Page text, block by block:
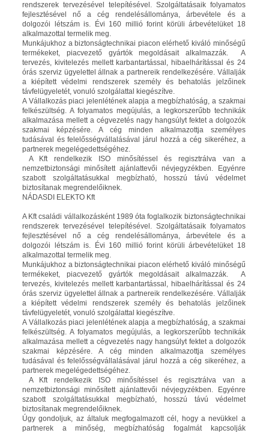
rendszerek tervezésével telepítésével. Szolgáltatásaik folyamatos
fejlesztésével nő a cég rendelésállománya, árbevétele és a
dolgozói létszám is. Évi 160 millió forint körüli árbevételüket 18
alkalmazottal termelik meg.
Munkájukhoz a biztonságtechnikai piacon elérhető kiváló minőségű
termékeket, piacvezető gyártók megoldásait alkalmazzák. A
tervezés, kivitelezés mellett karbantartással, hibaelhárítással és 24
órás szerviz ügyelettel állnak a partnereik rendelkezésére. Vállalják
a kiépített védelmi rendszerek személy és behatolás jelzőinek
távfelügyeletét, vonuló szolgálattal kiegészítve.
A Vállalkozás piaci jelenlétének alapja a megbízhatóság, a szakmai
felkészültség. A folyamatos megújulás, a legkorszerűbb technikák
alkalmazása mellett a cégvezetés nagy hangsúlyt fektet a dolgozók
szakmai képzésére. A cég minden alkalmazottja személyes
tudásával és felelősségvállalásával járul hozzá a cég sikeréhez, a
partnerek megelégedettségéhez.
A Kft rendelkezik ISO minősítéssel és regisztrálva van a
nemzetbiztonsági minősített ajánlattevői névjegyzékben. Egyénre
szabott szolgáltatásukkal megbízható, hosszú távú védelmet
biztosítanak megrendelőiknek.
NÁDASDI ELEKTO Kft
A Kft családi vállalkozásként 1989 óta foglalkozik biztonságtechnikai
rendszerek tervezésével telepítésével. Szolgáltatásaik folyamatos
fejlesztésével nő a cég rendelésállománya, árbevétele és a
dolgozói létszám is. Évi 160 millió forint körüli árbevételüket 18
alkalmazottal termelik meg.
Munkájukhoz a biztonságtechnikai piacon elérhető kiváló minőségű
termékeket, piacvezető gyártók megoldásait alkalmazzák. A
tervezés, kivitelezés mellett karbantartással, hibaelhárítással és 24
órás szerviz ügyelettel állnak a partnereik rendelkezésére. Vállalják
a kiépített védelmi rendszerek személy és behatolás jelzőinek
távfelügyeletét, vonuló szolgálattal kiegészítve.
A Vállalkozás piaci jelenlétének alapja a megbízhatóság, a szakmai
felkészültség. A folyamatos megújulás, a legkorszerűbb technikák
alkalmazása mellett a cégvezetés nagy hangsúlyt fektet a dolgozók
szakmai képzésére. A cég minden alkalmazottja személyes
tudásával és felelősségvállalásával járul hozzá a cég sikeréhez, a
partnerek megelégedettségéhez.
A Kft rendelkezik ISO minősítéssel és regisztrálva van a
nemzetbiztonsági minősített ajánlattevői névjegyzékben. Egyénre
szabott szolgáltatásukkal megbízható, hosszú távú védelmet
biztosítanak megrendelőiknek.
Úgy gondoljuk, az általuk megfogalmazott cél, hogy a nevükkel a
partnerek a minőség, megbízhatóság fogalmát kapcsolják